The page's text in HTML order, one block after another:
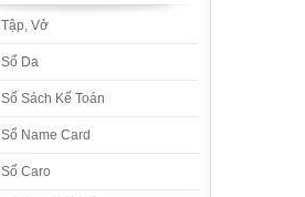
Tập, Vở
Sổ Da
Sổ Sách Kế Toán
Sổ Name Card
Sổ Caro